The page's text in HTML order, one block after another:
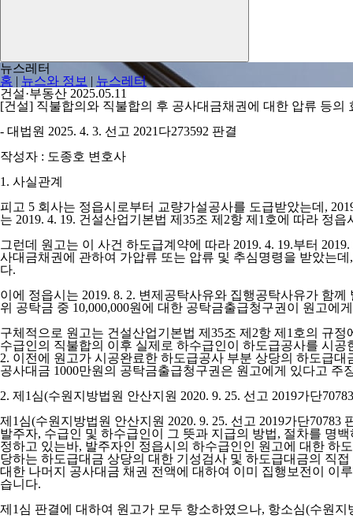
뉴스레터
홈 | 뉴스와 정보 | 뉴스레터
건설·부동산 2025.05.11
[건설] 직불합의와 직불합의 후 공사대금채권에 대한 압류 등의
- 대법원 2025. 4. 3. 선고 2021다273592 판결
작성자 : 도종호 변호사
1. 사실관계
피고 5 회사는 정읍시로부터 교량가설공사를 도급받았는데,
는 2019. 4. 19. 건설산업기본법 제35조 제2항 제1호에 따라 정
그런데 원고는 이 사건 하도급계약에 따라 2019. 4. 19.부터
사대금채권에 관하여 가압류 또는 압류 및 추심명령을 받았는
다.
이에 정읍시는 2019. 8. 2. 변제공탁사유와 집행공탁사유가 함
위 공탁금 중 10,000,000원에 대한 공탁금출급청구권이 원고에
구체적으로 원고는 건설산업기본법 제35조 제2항 제1호의 규
수급인의 직불합의 이후 실제로 하수급인이 하도급공사를 시
2. 이전에 원고가 시공완료한 하도급공사 부분 상당의 하도급
공사대금 1000만원의 공탁금출급청구권은 원고에게 있다고 주
2. 제1심(수원지방법원 안산지원 2020. 9. 25. 선고 2019가단
제1심(수원지방법원 안산지원 2020. 9. 25. 선고 2019가단
발주자, 수급인 및 하수급인이 그 뜻과 지급의 방법, 절차를 명
정하고 있는바, 발주자인 정읍시의 하수급인인 원고에 대한 하
당하는 하도급대금 상당의 대한 기성검사 및 하도급대금의 직
대한 나머지 공사대금 채권 전액에 대하여 이미 집행보전이 이
습니다.
제1심 판결에 대하여 원고가 모두 항소하였으나, 항소심(수원지